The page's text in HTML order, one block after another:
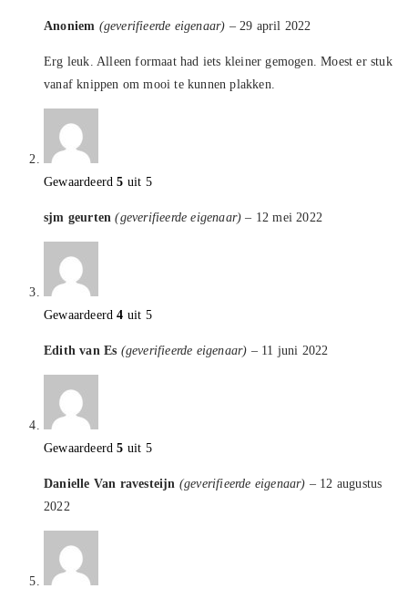
Anoniem (geverifieerde eigenaar) – 29 april 2022
Erg leuk. Alleen formaat had iets kleiner gemogen. Moest er stuk
vanaf knippen om mooi te kunnen plakken.
Gewaardeerd5 uit 5
sjm geurten(geverifieerde eigenaar) – 12 mei 2022
Gewaardeerd4 uit 5
Edith van Es (geverifieerde eigenaar) – 11 juni 2022
Gewaardeerd5 uit 5
Danielle Van ravesteijn (geverifieerde eigenaar) – 12 augustus
2022